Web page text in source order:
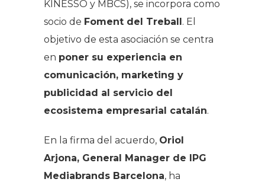
KINESSO y MBCS), se incorpora como
socio de Foment del Treball. El
objetivo de esta asociación se centra
en poner su experiencia en
comunicación, marketing y
publicidad al servicio del
ecosistema empresarial catalán.
En la firma del acuerdo, Oriol
Arjona, General Manager de IPG
Mediabrands Barcelona, ha